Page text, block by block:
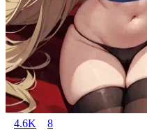
4.6K 8